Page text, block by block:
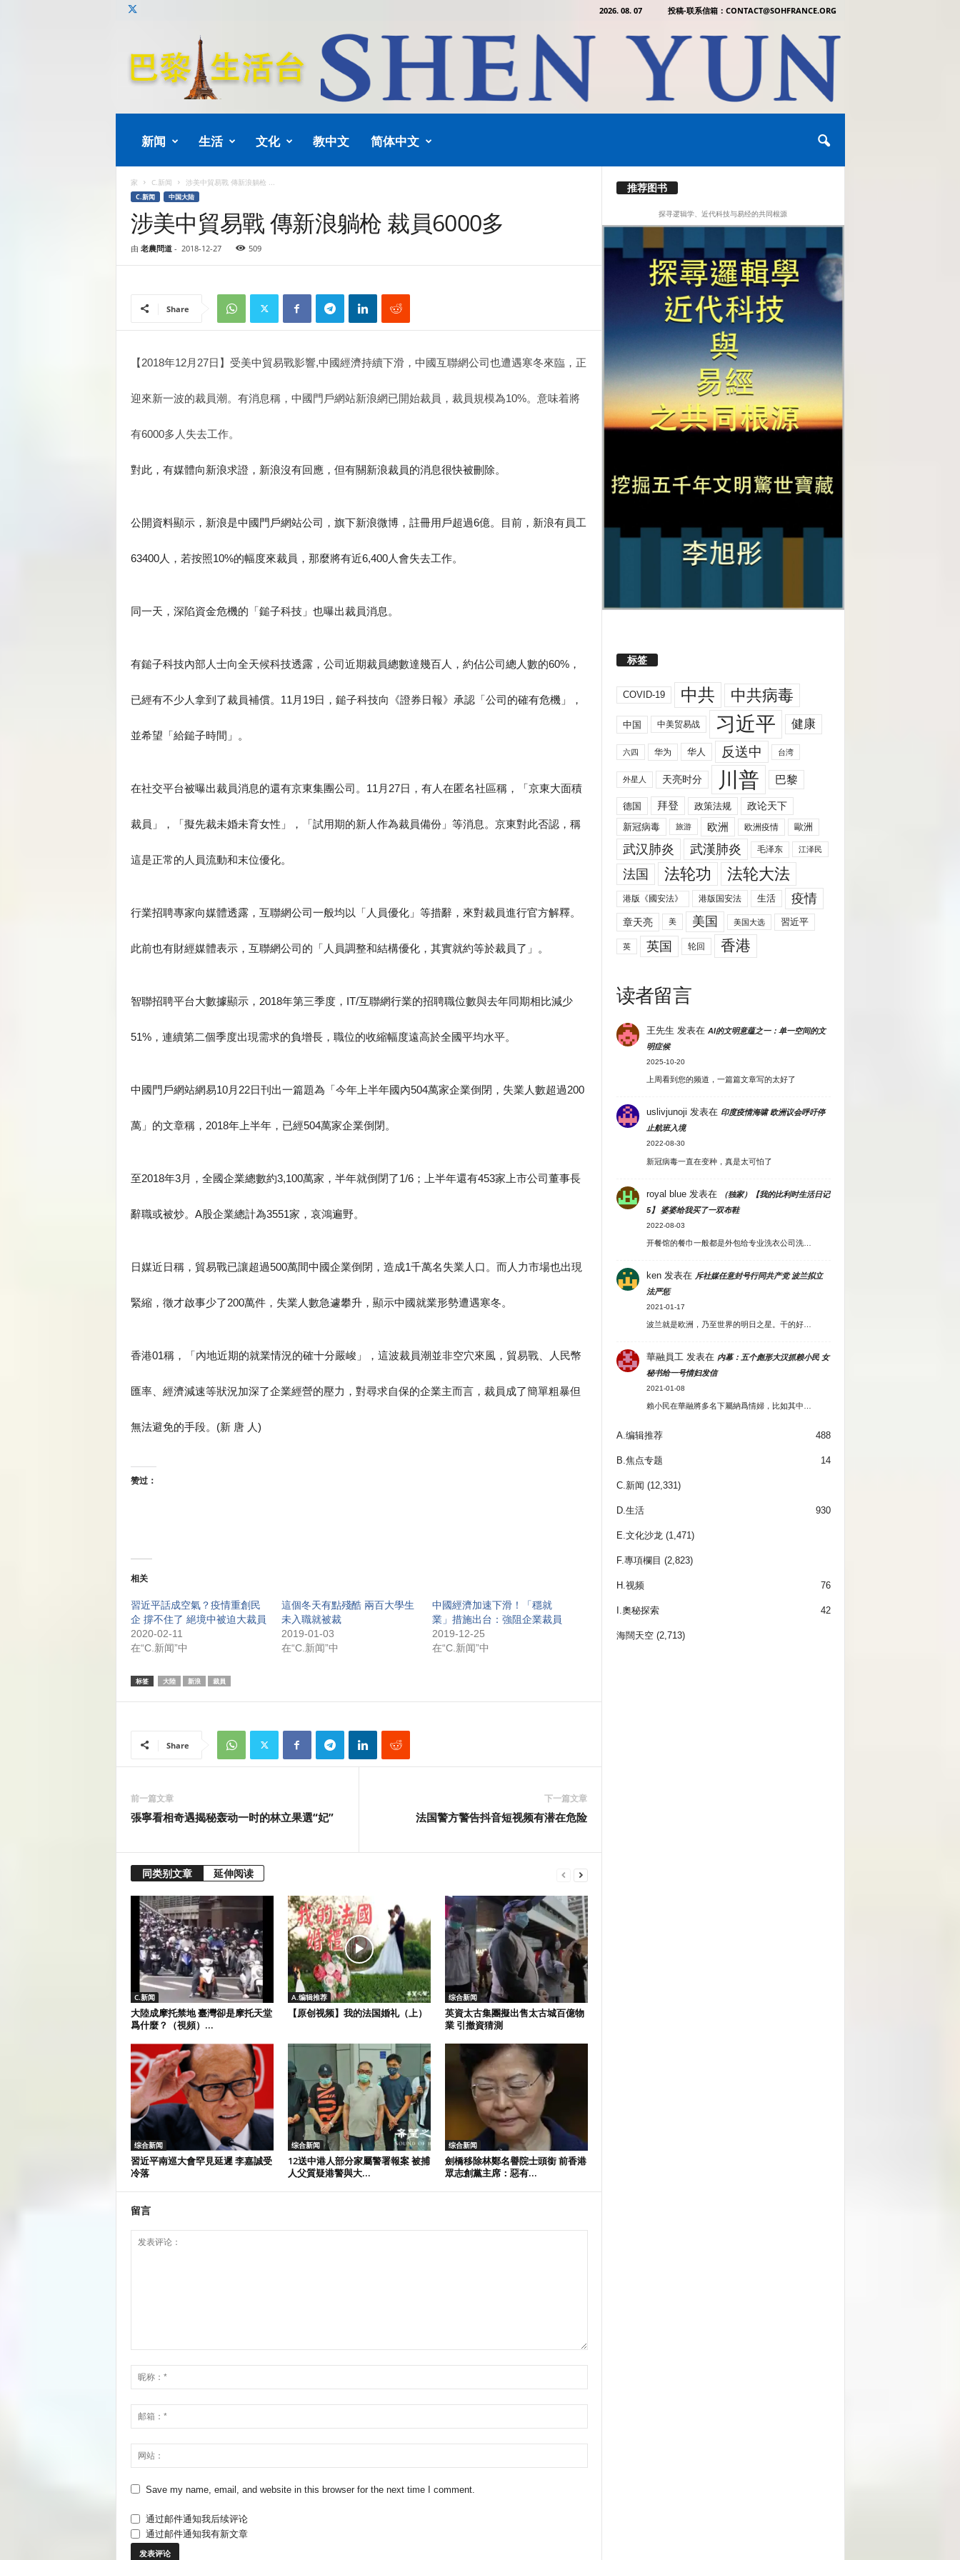
2026. 08. 07 投稿-联系信箱：CONTACT@SOHFRANCE.ORG
新闻 生活 文化 教中文 简体中文
家 C.新闻 涉美中貿易戰 傳新浪躺枪 ...
C.新闻 中国大陆
涉美中貿易戰 傳新浪躺枪 裁員6000多
由 老農問道- 2018-12-27 509
Share
【2018年12月27日】受美中貿易戰影響,中國經濟持續下滑，中國互聯網公司也遭遇寒冬來臨，正
迎來新一波的裁員潮。有消息稱，中國門戶網站新浪網已開始裁員，裁員規模為10%。意味着將
有6000多人失去工作。
對此，有媒體向新浪求證，新浪沒有回應，但有關新浪裁員的消息很快被刪除。
公開資料顯示，新浪是中國門戶網站公司，旗下新浪微博，註冊用戶超過6億。目前，新浪有員工
63400人，若按照10%的幅度來裁員，那麼將有近6,400人會失去工作。
同一天，深陷資金危機的「鎚子科技」也曝出裁員消息。
有鎚子科技內部人士向全天候科技透露，公司近期裁員總數達幾百人，約佔公司總人數的60%，
已經有不少人拿到了裁員補償。11月19日，鎚子科技向《證券日報》承認「公司的確有危機」，
並希望「給鎚子時間」。
在社交平台被曝出裁員消息的還有京東集團公司。11月27日，有人在匿名社區稱，「京東大面積
裁員」，「擬先裁未婚未育女性」，「試用期的新人作為裁員備份」等消息。京東對此否認，稱
這是正常的人員流動和末位優化。
行業招聘專家向媒體透露，互聯網公司一般均以「人員優化」等措辭，來對裁員進行官方解釋。
此前也有財經媒體表示，互聯網公司的「人員調整和結構優化，其實就約等於裁員了」。
智聯招聘平台大數據顯示，2018年第三季度，IT/互聯網行業的招聘職位數與去年同期相比減少
51%，連續第二個季度出現需求的負增長，職位的收縮幅度遠高於全國平均水平。
中國門戶網站網易10月22日刊出一篇題為「今年上半年國內504萬家企業倒閉，失業人數超過200
萬」的文章稱，2018年上半年，已經504萬家企業倒閉。
至2018年3月，全國企業總數約3,100萬家，半年就倒閉了1/6；上半年還有453家上市公司董事長
辭職或被炒。A股企業總計為3551家，哀鴻遍野。
日媒近日稱，貿易戰已讓超過500萬間中國企業倒閉，造成1千萬名失業人口。而人力市場也出現
緊縮，徵才啟事少了200萬件，失業人數急遽攀升，顯示中國就業形勢遭遇寒冬。
香港01稱，「內地近期的就業情況的確十分嚴峻」，這波裁員潮並非空穴來風，貿易戰、人民幣
匯率、經濟減速等狀況加深了企業經營的壓力，對尋求自保的企業主而言，裁員成了簡單粗暴但
無法避免的手段。(新 唐 人)
赞过：
相关
習近平話成空氣？疫情重創民
企 撐不住了 絕境中被迫大裁員
2020-02-11
在“C.新闻”中
這個冬天有點殘酷 兩百大學生
未入職就被裁
2019-01-03
在“C.新闻”中
中國經濟加速下滑！「穩就
業」措施出台：強阻企業裁員
2019-12-25
在“C.新闻”中
标签 大陸 新浪 裁員
Share
前一篇文章
張寧看相奇遇揭秘轰动一时的林立果選“妃”
下一篇文章
法国警方警告抖音短视频有潜在危险
同类别文章 延伸阅读
C.新闻
大陸成摩托禁地 臺灣卻是摩托天堂
爲什麼？（視頻）...
A.编辑推荐
【原创视频】我的法国婚礼（上）
综合新闻
英資太古集團擬出售太古城百億物
業 引撤資猜測
综合新闻
習近平南巡大會罕見延遲 李嘉誠受
冷落
综合新闻
12送中港人部分家屬警署報案 被捕
人父質疑港警與大...
综合新闻
劍橋移除林鄭名譽院士頭銜 前香港
眾志創黨主席：惡有...
留言
Save my name, email, and website in this browser for the next time I comment.
通过邮件通知我后续评论
通过邮件通知我有新文章
推荐图书
探寻逻辑学、近代科技与易经的共同根源
标签
COVID-19 中共 中共病毒
中国 中美贸易战 习近平 健康
六四 华为 华人 反送中 台湾
外星人 天亮时分 川普 巴黎
德国 拜登 政策法规
政论天下
新冠病毒
旅游 欧洲 欧洲疫情 歐洲
武汉肺炎 武漢肺炎 毛泽东 江泽民
法国 法轮功 法轮大法
港版《國安法》 港版国安法 生活 疫情
章天亮 美 美国 美国大选 習近平
英 英国 轮回 香港
读者留言
王先生 发表在 AI的文明意蕴之一：单一空间的文
明症候
2025-10-20
上周看到您的频道，一篇篇文章写的太好了
uslivjunoji 发表在 印度疫情海啸 欧洲议会呼吁停
止航班入境
2022-08-30
新冠病毒一直在变种，真是太可怕了
royal blue发表在
（独家）【我的比利时生活日记
5】 婆婆给我买了一双布鞋
2022-08-03
开餐馆的餐巾一般都是外包给专业洗衣公司洗…
ken发表在 斥社媒任意封号行同共产党 波兰拟立
法严惩
2021-01-17
波兰就是欧洲，乃至世界的明日之星。干的好…
華融員工 发表在 内幕：五个彪形大汉抓赖小民 女
秘书给一号情妇发信
2021-01-08
賴小民在華融將多名下屬納爲情婦，比如其中…
A.编辑推荐 488
B.焦点专题 14
C.新闻 (12,331)
D.生活 930
E.文化沙龙 (1,471)
F.專項欄目 (2,823)
H.视频 76
I.奧秘探索 42
海闊天空(2,713)